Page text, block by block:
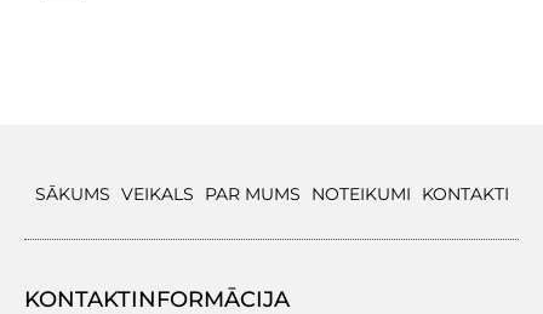
SĀKUMS VEIKALS PAR MUMS NOTEIKUMI KONTAKTI
KONTAKTINFORMĀCIJA